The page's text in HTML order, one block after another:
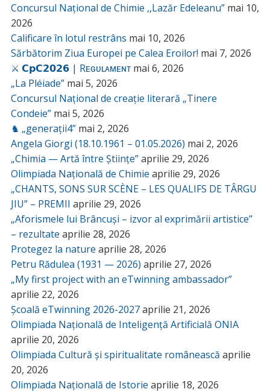
Concursul Național de Chimie ,,Lazăr Edeleanu” mai 10,
2026
Calificare în lotul restrâns mai 10, 2026
Sărbătorim Ziua Europei pe Calea Eroilor! mai 7, 2026
⚔️ 𝗖𝗽𝗖𝟮𝟬𝟮𝟲 | Rᴇɢᴜʟᴀᴍᴇɴᴛ mai 6, 2026
„La Pléiade” mai 5, 2026
Concursul Național de creație literară „Tinere
Condeie” mai 5, 2026
♞ „generații4” mai 2, 2026
Angela Giorgi (18.10.1961 – 01.05.2026) mai 2, 2026
„Chimia — Artă între Științe”aprilie 29, 2026
Olimpiada Națională de Chimie aprilie 29, 2026
„CHANTS, SONS SUR SCÈNE – LES QUALIFS DE TÂRGU
JIU” – PREMII aprilie 29, 2026
„Aforismele lui Brâncuși – izvor al exprimării artistice”
– rezultate aprilie 28, 2026
Protegez la nature aprilie 28, 2026
Petru Rădulea (1931 — 2026) aprilie 27, 2026
„My first project with an eTwinning ambassador”
aprilie 22, 2026
Școală eTwinning 2026-2027aprilie 21, 2026
Olimpiada Națională de Inteligență Artificială ONIA
aprilie 20, 2026
Olimpiada Cultură și spiritualitate românească aprilie
20, 2026
Olimpiada Națională de Istorie aprilie 18, 2026